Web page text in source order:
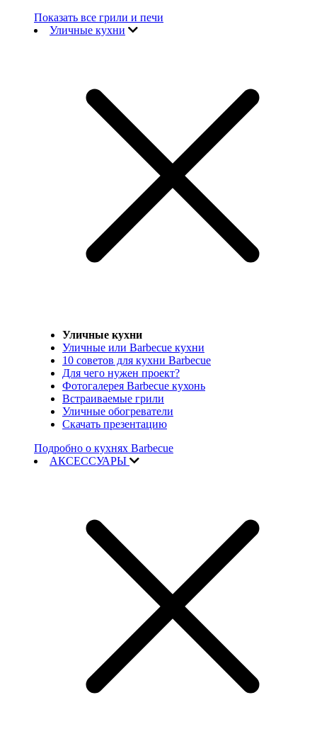
Показать все грили и печи
Уличные кухни
Уличные кухни
Уличные или Barbecue кухни
10 советов для кухни Barbecue
Для чего нужен проект?
Фотогалерея Barbecue кухонь
Встраиваемые грили
Уличные обогреватели
Скачать презентацию
Подробно о кухнях Barbecue
АКСЕССУАРЫ